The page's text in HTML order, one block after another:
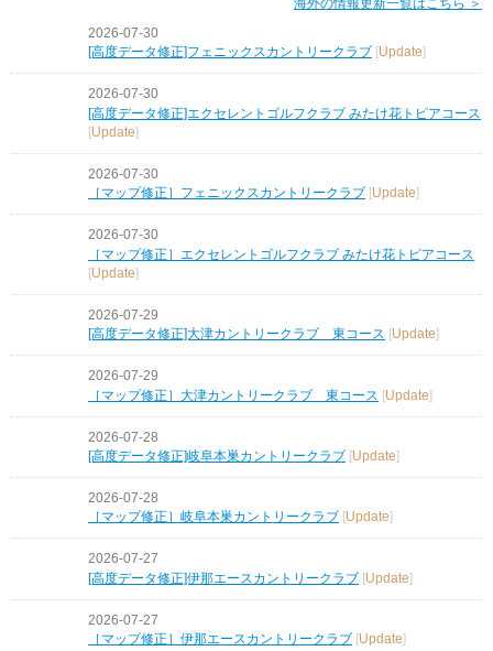
海外の情報更新一覧はこちら ＞
2026-07-30
[高度データ修正]フェニックスカントリークラブ
Update
2026-07-30
[高度データ修正]エクセレントゴルフクラブ みたけ花トピアコース
[Update]
2026-07-30
［マップ修正］フェニックスカントリークラブ [Update]
2026-07-30
［マップ修正］エクセレントゴルフクラブ みたけ花トピアコース
[Update]
2026-07-29
[高度データ修正]大津カントリークラブ 東コース [Update]
2026-07-29
［マップ修正］大津カントリークラブ 東コース [Update]
2026-07-28
[高度データ修正]岐阜本巣カントリークラブ [Update]
2026-07-28
［マップ修正］岐阜本巣カントリークラブ
Update
2026-07-27
[高度データ修正]伊那エースカントリークラブ [Update]
2026-07-27
［マップ修正］伊那エースカントリークラブ
Update